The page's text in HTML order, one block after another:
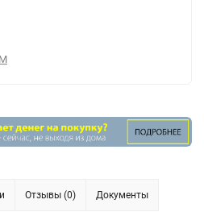
Отзывы (0) Документы